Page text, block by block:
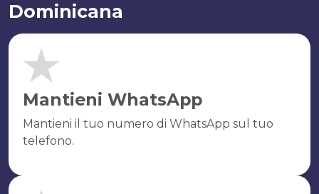
Dominicana
Mantieni WhatsApp
Mantieni il tuo numero di WhatsApp sul tuo
telefono.